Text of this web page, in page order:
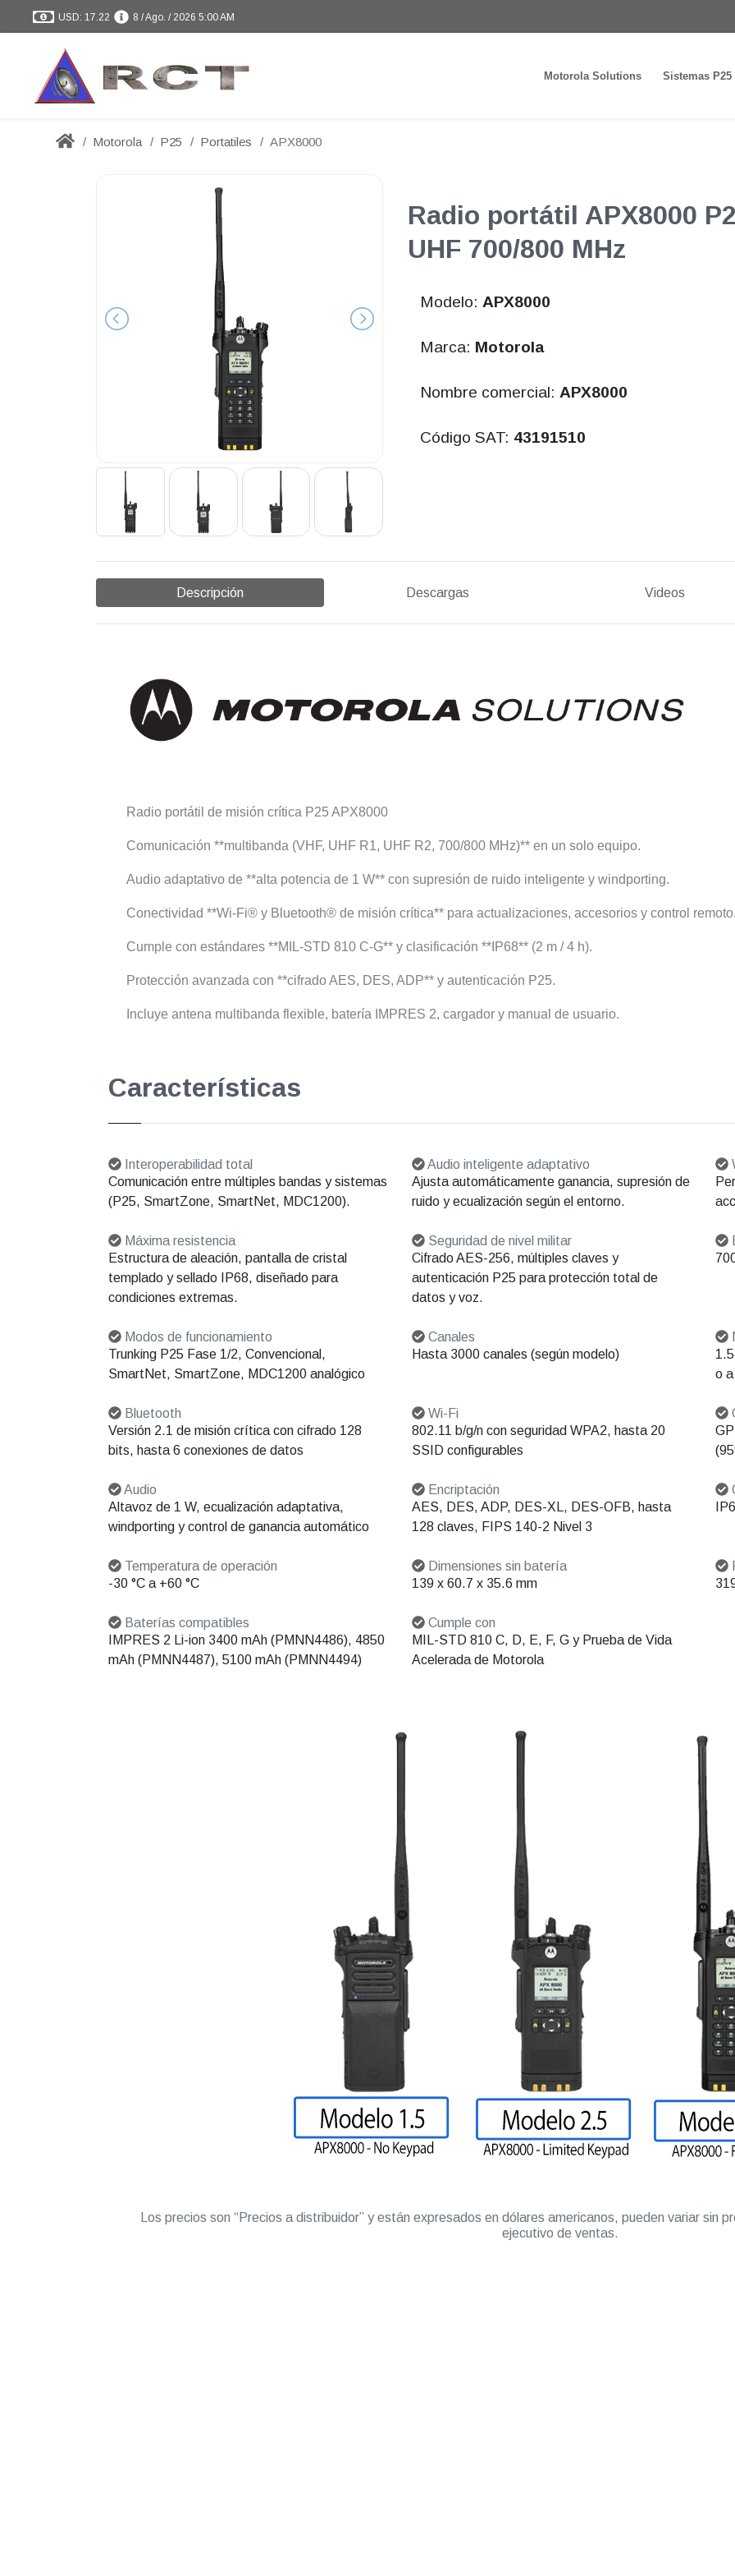
USD: 17.22 8 / Ago. / 2026 5:00 AM
Motorola Solutions Sistemas P25
Motorola P25 Portatiles APX8000
Radio portátil APX8000
UHF 700/800 MHz
Modelo: APX8000
Marca: Motorola
Nombre comercial: APX8000
Código SAT: 43191510
Descripción Descargas Videos
Radio portátil de misión crítica P25 APX8000
Comunicación **multibanda (VHF, UHF R1, UHF R2, 700/800 MHz)** en un solo equipo.
Audio adaptativo de **alta potencia de 1 W** con supresión de ruido inteligente y windporting.
Conectividad **Wi-Fi® y Bluetooth® de misión crítica** para actualizaciones, accesorios y control
Cumple con estándares **MIL-STD 810 C-G** y clasificación **IP68** (2 m / 4 h).
Protección avanzada con **cifrado AES, DES, ADP** y autenticación P25.
Incluye antena multibanda flexible, batería IMPRES 2, cargador y manual de usuario.
Características
Interoperabilidad total
Comunicación entre múltiples bandas y sistemas
(P25, SmartZone, SmartNet, MDC1200).
Audio inteligente adaptativo
Ajusta automáticamente ganancia, supresión de
ruido y ecualización según el entorno.
Máxima resistencia
Estructura de aleación, pantalla de cristal
templado y sellado IP68, diseñado para
condiciones extremas.
Seguridad de nivel militar
Cifrado AES-256, múltiples claves y
autenticación P25 para protección total de
datos y voz.
Modos de funcionamiento
Trunking P25 Fase 1/2, Convencional,
SmartNet, SmartZone, MDC1200 analógico
Canales
Hasta 3000 canales (según modelo)
o
Bluetooth
Versión 2.1 de misión crítica con cifrado 128
bits, hasta 6 conexiones de datos
Wi-Fi
802.11 b/g/n con seguridad WPA2, hasta 20
SSID configurables
Audio
Altavoz de 1 W, ecualización adaptativa,
windporting y control de ganancia automático
Encriptación
AES, DES, ADP, DES-XL, DES-OFB, hasta
128 claves, FIPS 140-2 Nivel 3
Temperatura de operación
-30 °C a +60 °C
Dimensiones sin batería
139 x 60.7 x 35.6 mm
Baterías compatibles
IMPRES 2 Li-ion 3400 mAh (PMNN4486), 4850
mAh (PMNN4487), 5100 mAh (PMNN4494)
Cumple con
MIL-STD 810 C, D, E, F, G y Prueba de Vida
Acelerada de Motorola
Los precios son “Precios a distribuidor” y están expresados en dólares americanos, pueden variar sin
ejecutivo de ventas.